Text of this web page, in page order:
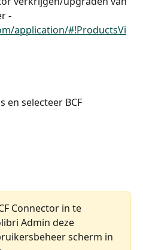
-
application/#!ProductsVi
en selecteer BCF
Connector in te
Admin deze
scherm in